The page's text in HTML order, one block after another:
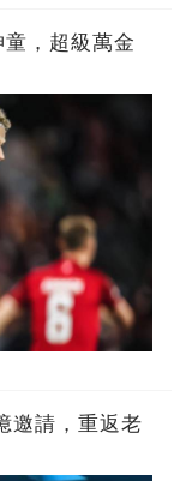
，超級萬金
邀請，重返老